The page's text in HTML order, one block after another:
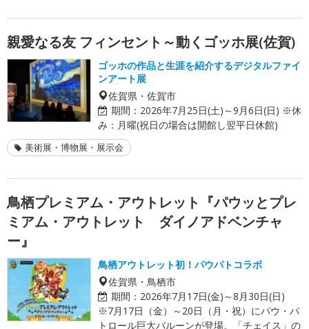
親愛なる友 フィンセント～動くゴッホ展(佐賀)
ゴッホの作品と生涯を紹介するデジタルファイ
ンアート展
佐賀県・佐賀市
期間： 2026年7月25日(土)～9月6日(日) ※休
み：月曜(祝日の場合は開館し翌平日休館)
美術展・博物展・展示会
鳥栖プレミアム・アウトレット『パウッとプレ
ミアム・アウトレット ダイノアドベンチャ
ー』
鳥栖アウトレット初！パウパトコラボ
佐賀県・鳥栖市
期間： 2026年7月17日(金)～8月30日(日)
※7月17日（金）～20日（月・祝）にパウ・パ
トロール巨大バルーンが登場。「チェイス」の